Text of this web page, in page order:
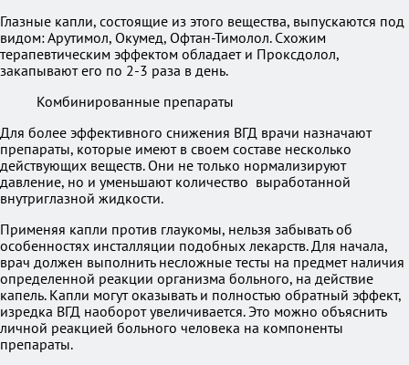
Глазные капли, состоящие из этого вещества, выпускаются под
видом: Арутимол, Окумед, Офтан-Тимолол. Схожим
терапевтическим эффектом обладает и Проксдолол,
закапывают его по 2-3 раза в день.
Комбинированные препараты
Для более эффективного снижения ВГД врачи назначают
препараты, которые имеют в своем составе несколько
действующих веществ. Они не только нормализируют
давление, но и уменьшают количество выработанной
внутриглазной жидкости.
Применяя капли против глаукомы, нельзя забывать об
особенностях инсталляции подобных лекарств. Для начала,
врач должен выполнить несложные тесты на предмет наличия
определенной реакции организма больного, на действие
капель. Капли могут оказывать и полностью обратный эффект,
изредка ВГД наоборот увеличивается. Это можно объяснить
личной реакцией больного человека на компоненты
препараты.